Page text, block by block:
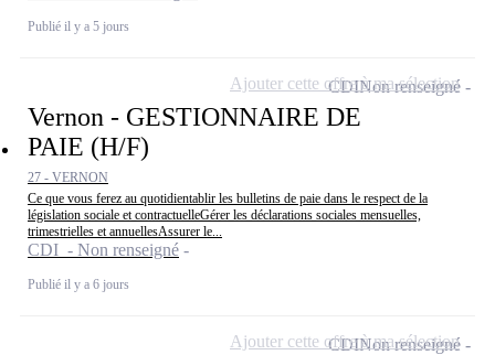
Publié il y a 5 jours
Vernon - GESTIONNAIRE DE
PAIE (H/F)
27 - VERNON
Ce que vous ferez au quotidientablir les bulletins de paie dans le respect de la
législation sociale et contractuelleGérer les déclarations sociales mensuelles,
trimestrielles et annuellesAssurer le...
CDI - Non renseigné
Publié il y a 6 jours
CDINon renseigné
Ajouter cette offre à ma sélection
CDINon renseigné
Ajouter cette offre à ma sélection